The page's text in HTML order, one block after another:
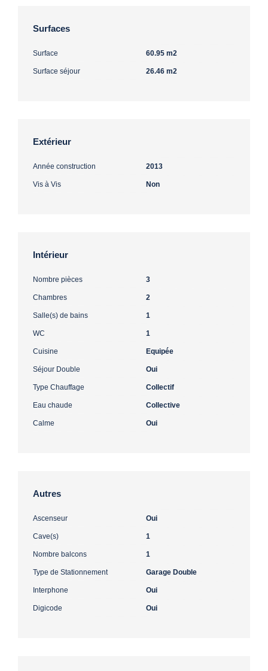
Surfaces
Surface 60.95 m2
Surface séjour 26.46 m2
Extérieur
Année construction 2013
Vis à Vis Non
Intérieur
Nombre pièces 3
Chambres 2
Salle(s) de bains 1
WC 1
Cuisine Equipée
Séjour Double Oui
Type Chauffage Collectif
Eau chaude Collective
Calme Oui
Autres
Ascenseur Oui
Cave(s) 1
Nombre balcons 1
Type de Stationnement Garage Double
Interphone Oui
Digicode Oui